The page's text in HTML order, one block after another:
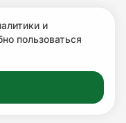
и
пользоваться